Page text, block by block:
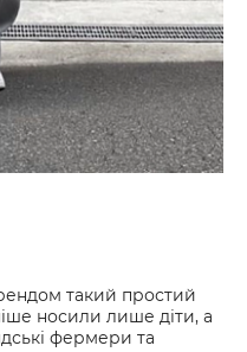
такий простий
носили лише діти, а
фермери та